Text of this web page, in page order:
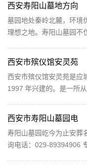
西安寿阳山墓地方向
墓园地处秦岭北麓，环境
理想之地。寿阳山墓园不
西安市殡仪馆安灵苑
西安市殡仪馆安灵苑是应
1997 年兴建的。是一所
西安市寿阳山墓园电
寿阳山墓园屹今为止安葬
询电话：029-89394906